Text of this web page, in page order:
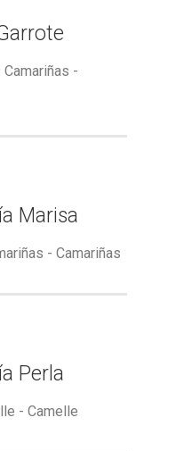
-
Marisa
- Camariñas
Perla
- Camelle